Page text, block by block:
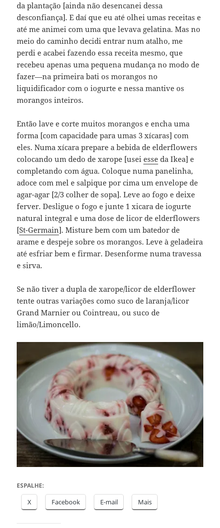
da plantação [ainda não desencanei dessa
desconfiança]. E daí que eu até olhei umas receitas e
até me animei com uma que levava gelatina. Mas no
meio do caminho decidi entrar num atalho, me
perdi e acabei fazendo essa receita mesmo, que
recebeu apenas uma pequena mudança no modo de
fazer—na primeira bati os morangos no
liquidificador com o iogurte e nessa mantive os
morangos inteiros.
Então lave e corte muitos morangos e encha uma
forma [com capacidade para umas 3 xícaras] com
eles. Numa xícara prepare a bebida de elderflowers
colocando um dedo de xarope [useiesse da Ikea] e
completando com água. Coloque numa panelinha,
adoce com mel e salpique por cima um envelope de
agar-agar [2/3 colher de sopa]. Leve ao fogo e deixe
ferver. Desligue o fogo e junte 1 xicara de iogurte
natural integral e uma dose de licor de elderflowers
[St-Germain]. Misture bem com um batedor de
arame e despeje sobre os morangos. Leve à geladeira
até esfriar bem e firmar. Desenforme numa travessa
e sirva.
Se não tiver a dupla de xarope/licor de elderflower
tente outras variações como suco de laranja/licor
Grand Marnier ou Cointreau, ou suco de
limão/Limoncello.
ESPALHE:
X Facebook E-mail Mais